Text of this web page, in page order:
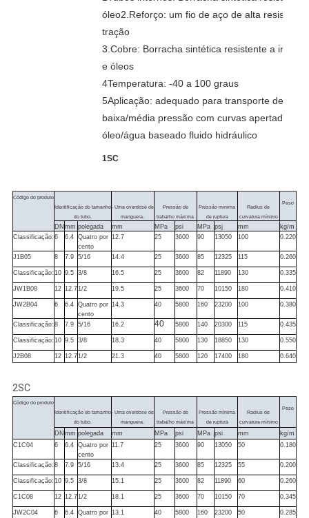
óleo2.Reforço: um fio de aço de alta
tração
3.Cobre: Borracha sintética resistente a
e óleos
4Temperatura: -40 a 100 graus
5Aplicação: adequado para transporte de
baixa/média pressão com curvas apertadas de
óleo/água baseado fluido hidráulico
1SC
Código do produto
Identificação do tamanho
do tubo.
- Uma overdose de
manguera.
Pressão de
trabalho máxima
Pressão mínima
de ruptura
Radius de
curvatura mínimo
Peso
DN mm polegada mm MPa psi MPa psj mm
kg/m
Classificação: 6 6.4
Quatro por
cento
12.7 25 3600 90 13050 100 0.220
J1B05 8 7.9 5/16 14.4 25 3600 85 12325 115 0.260
Classificação: 10 9.5 3/8 16.5 25 3600 82 11890 130 0.335
JW1B08 12 12.71/2 19.5 25 3600 70 10150 180 0.410
JW2B04 6 6.4
Quatro por
cento
14.3 40 5800 160 23200 100 0.380
Classificação: 8 7.9 5/16 16.2 40 5800 140 20300 115 0.435
Classificação: 10 9.5 3/8 18.3 40 5800 130 18850 130 0.550
J2B08 12 12.71/2 21.3 40 5800 120 17400 180 0.640
2SC
Código do produto
Identificação do tamanho
do tubo.
- Uma overdose de
manguera.
Pressão de
trabalho máxima
Pressão mínima
de ruptura
Radius de
curvatura mínimo
Peso
DN mm polegada mm MPa psi MPa psi mm
kg/m
C1C04
6 6.4
Quatro por
cento
11.7 25 3600 90 13050 50 0.180
Classificação: 8 7.9 5/16 13.4 25 3600 85 12325 55 0.200
Classificação: 10 9.5 3/8 15.1 25 3600 82 11890 60 0.260
C1C08 12 12.71/2 18.1 25 3600 70 10150 70 0.345
JW2C04 6 6.4
Quatro por 13.1 40 5800 160 23200 50 0.285